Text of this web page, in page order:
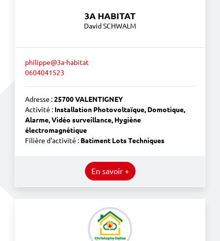
3A HABITAT
David SCHWALM
philippe@3a-habitat
0604041523
Adresse :25700 VALENTIGNEY
Activité : Installation Photovoltaïque, Domotique,
Alarme, Vidéo surveillance, Hygiène
électromagnétique
Filière d'activité : Batiment Lots Techniques
En savoir +